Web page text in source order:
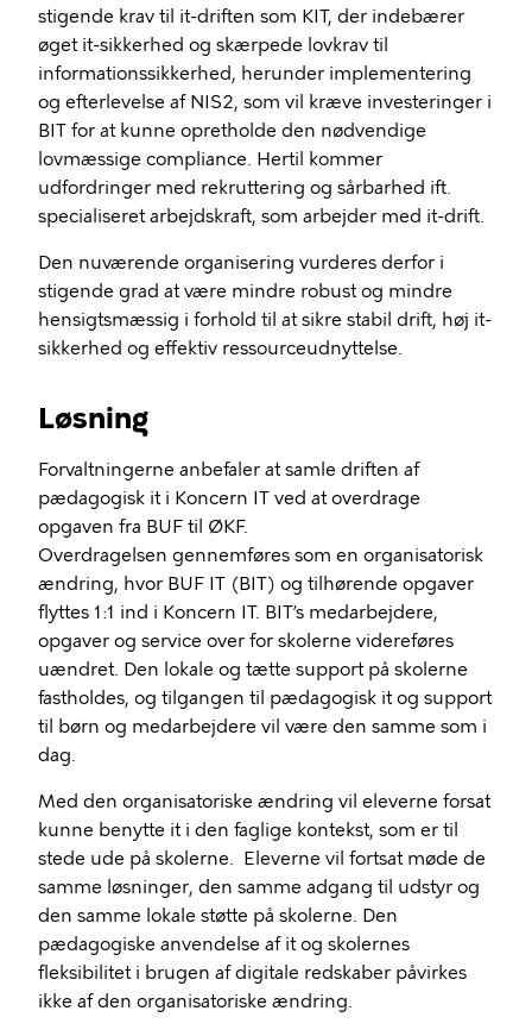
stigende krav til it-driften som KIT, der indebærer
øget it-sikkerhed og skærpede lovkrav til
informationssikkerhed, herunder implementering
og efterlevelse af NIS2, som vil kræve investeringer i
BIT for at kunne opretholde den nødvendige
lovmæssige compliance. Hertil kommer
udfordringer med rekruttering og sårbarhed ift.
specialiseret arbejdskraft, som arbejder med it-drift.
Den nuværende organisering vurderes derfor i
stigende grad at være mindre robust og mindre
hensigtsmæssig i forhold til at sikre stabil drift, høj it-
sikkerhed og effektiv ressourceudnyttelse.
Løsning
Forvaltningerne anbefaler at samle driften af
pædagogisk it i Koncern IT ved at overdrage
opgaven fra BUF til ØKF.
Overdragelsen gennemføres som en organisatorisk
ændring, hvor BUF IT (BIT) og tilhørende opgaver
flyttes 1:1 ind i Koncern IT. BIT’s medarbejdere,
opgaver og service over for skolerne videreføres
uændret. Den lokale og tætte support på skolerne
fastholdes, og tilgangen til pædagogisk it og support
til børn og medarbejdere vil være den samme som i
dag.
Med den organisatoriske ændring vil eleverne forsat
kunne benytte it i den faglige kontekst, som er til
stede ude på skolerne. Eleverne vil fortsat møde de
samme løsninger, den samme adgang til udstyr og
den samme lokale støtte på skolerne. Den
pædagogiske anvendelse af it og skolernes
fleksibilitet i brugen af digitale redskaber påvirkes
ikke af den organisatoriske ændring.